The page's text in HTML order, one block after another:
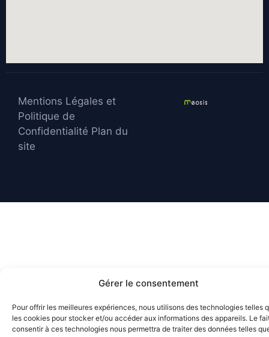
Gérer le consentement
Pour offrir les meilleures expériences, nous utilisons des technologies telles
les cookies pour stocker et/ou accéder aux informations des appareils. Le
consentir à ces technologies nous permettra de traiter des données telles
Mentions Légales et
Politique de
Confidentialité Plan du
site